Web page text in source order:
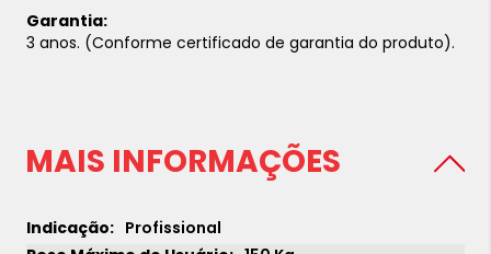
Garantia:
3 anos. (Conforme certificado de garantia do produto).
MAIS INFORMAÇÕES
Profissional